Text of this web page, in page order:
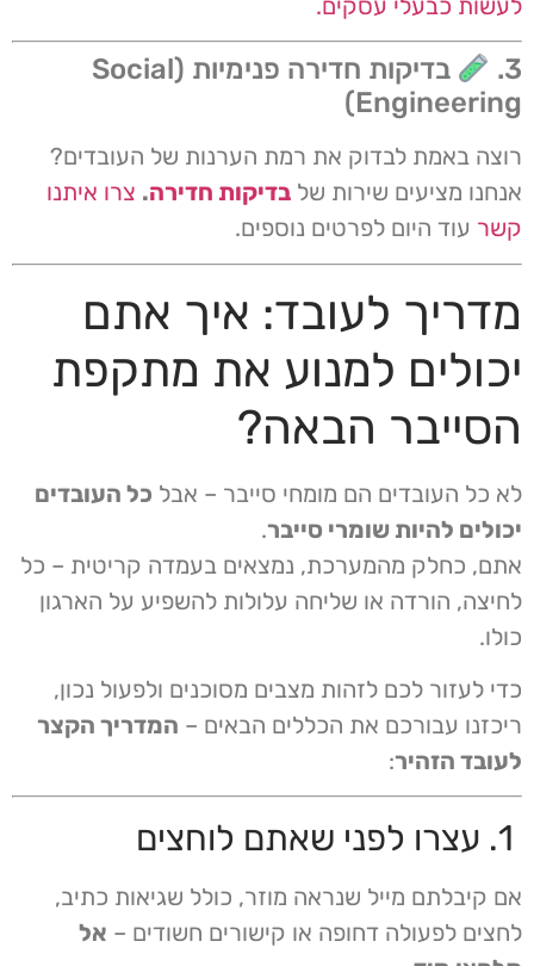
לעשות כבעלי עסקים.
3.
בדיקות חדירה פנימיות (Social
Engineering)
רוצה באמת לבדוק את רמת הערנות של העובדים?
אנחנו מציעים שירות של בדיקות חדירה. צרו איתנו
קשר עוד היום לפרטים נוספים.
מדריך לעובד: איך אתם
יכולים למנוע את מתקפת
הסייבר הבאה?
לא כל העובדים הם מומחי סייבר – אבל כל העובדים
יכולים להיות שומרי סייבר.
אתם, כחלק מהמערכת, נמצאים בעמדה קריטית – כל
לחיצה, הורדה או שליחה עלולות להשפיע על הארגון
כולו.
כדי לעזור לכם לזהות מצבים מסוכנים ולפעול נכון,
ריכזנו עבורכם את הכללים הבאים – המדריך הקצר
לעובד הזהיר:
אם קיבלתם מייל שנראה מוזר, כולל שגיאות כתיב,
לחצים לפעולה דחופה או קישורים חשודים – אל